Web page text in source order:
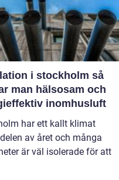
i stockholm så
man hälsosam och
inomhusluft
har ett kallt klimat
av året och många
är väl isolerade för att